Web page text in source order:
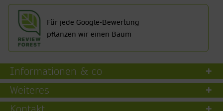
Für jede Google-Bewertung
pflanzen wir einen Baum
Informationen & co
Weiteres